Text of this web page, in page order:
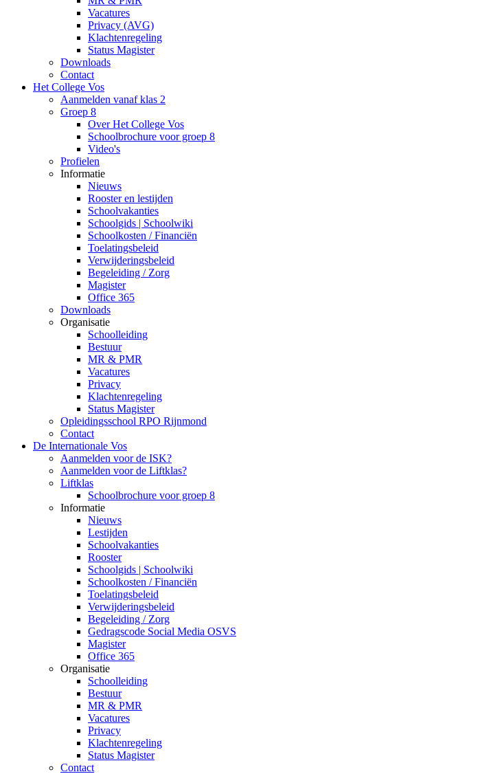
Vacatures
Privacy (AVG)
Klachtenregeling
Status Magister
Downloads
Contact
Het College Vos
Aanmelden vanaf klas 2
Groep 8
Over Het College Vos
Schoolbrochure voor groep 8
Video's
Profielen
Informatie
Nieuws
Rooster en lestijden
Schoolvakanties
Schoolgids | Schoolwiki
Schoolkosten / Financiën
Toelatingsbeleid
Verwijderingsbeleid
Begeleiding / Zorg
Magister
Office 365
Downloads
Organisatie
Schoolleiding
Bestuur
MR & PMR
Vacatures
Privacy
Klachtenregeling
Status Magister
Opleidingsschool RPO Rijnmond
Contact
De Internationale Vos
Aanmelden voor de ISK?
Aanmelden voor de Liftklas?
Liftklas
Schoolbrochure voor groep 8
Informatie
Nieuws
Lestijden
Schoolvakanties
Rooster
Schoolgids | Schoolwiki
Schoolkosten / Financiën
Toelatingsbeleid
Verwijderingsbeleid
Begeleiding / Zorg
Gedragscode Social Media OSVS
Magister
Office 365
Organisatie
Schoolleiding
Bestuur
MR & PMR
Vacatures
Privacy
Klachtenregeling
Status Magister
Contact